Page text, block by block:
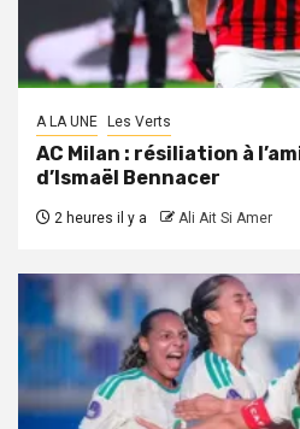
A LA UNE Les Verts
AC Milan : résiliation à
d’Ismaël Bennacer
2 heures il y a Ali Ait Si Amer